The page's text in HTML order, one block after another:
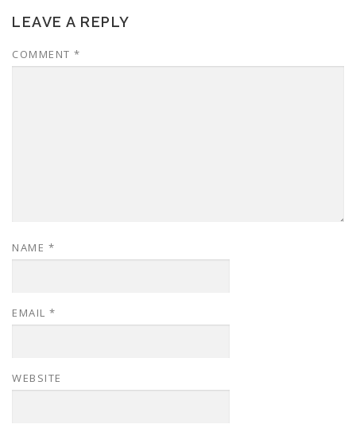
LEAVE A REPLY
COMMENT *
NAME *
EMAIL *
WEBSITE